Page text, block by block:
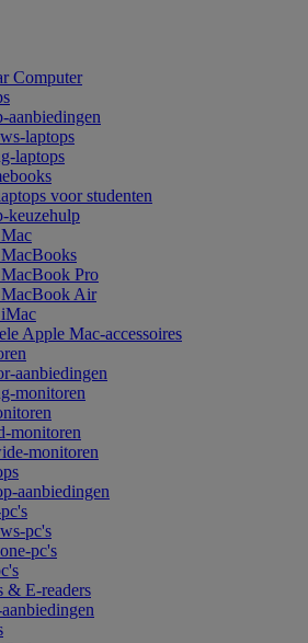
Computer
aanbiedingen
laptops
laptops
voor studenten
keuzehulp
Pro
Air
Apple Mac-accessoires
aanbiedingen
monitoren
monitoren
monitoren
aanbiedingen
pc's
pc's
& E-readers